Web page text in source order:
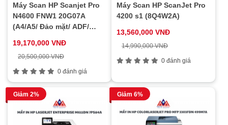
Máy Scan HP Scanjet Pro
N4600 FNW1 20G07A
(A4/A5/ Đảo mặt/ ADF/
19,170,000 VNĐ
20,500,000 VNĐ
0 đánh giá
Máy Scan HP ScanJet Pro
4200 s1 (8Q4W2A)
13,560,000 VNĐ
14,990,000 VNĐ
0 đánh giá
Giảm 2% Giảm 6%